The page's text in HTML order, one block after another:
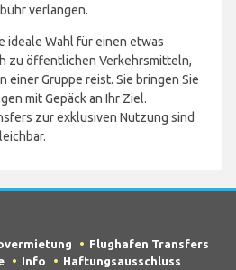
verlangen.
ideale Wahl für einen etwas
zu öffentlichen Verkehrsmitteln,
einer Gruppe reist. Sie bringen Sie
mit Gepäck an Ihr Ziel.
zur exklusiven Nutzung sind
Flughafen Transfers
Info
Haftungsausschluss